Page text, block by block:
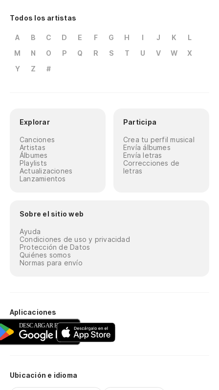
Todos los artistas
A B C D E F G H I J K
L
M
N O P Q R S T U V W
X
Y
Z #
Explorar
Canciones
Artistas
Álbumes
Playlists
Actualizaciones
Lanzamientos
Participa
Crea tu perfil musical
Envía álbumes
Envía letras
Correcciones de
letras
Sobre el sitio web
Ayuda
Condiciones de uso y privacidad
Protección de Datos
Quiénes somos
Normas para envío
Aplicaciones
Ubicación e idioma